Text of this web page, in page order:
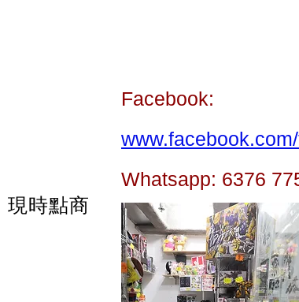
現時點商
Facebook:
Whatsapp: 6376